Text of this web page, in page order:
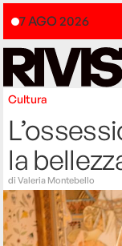
7 AGO 2026
Cultura
la
diValeria Montebello